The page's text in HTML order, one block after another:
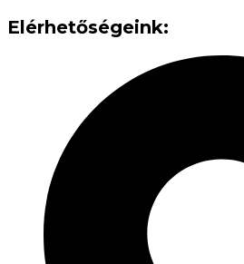
Elérhetőségeink: